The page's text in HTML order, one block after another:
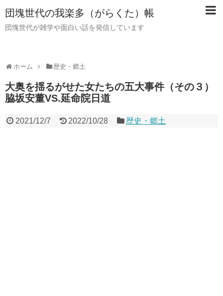
団塊世代の我楽多（がらくた）帳
団塊世代が雑学や面白い話を発信しています
ホーム 歴史・郷土
大奥を揺るがせた女たちの五大事件（その３）
脇坂安董VS.延命院日道
2021/12/7 2022/10/28 歴史・郷土